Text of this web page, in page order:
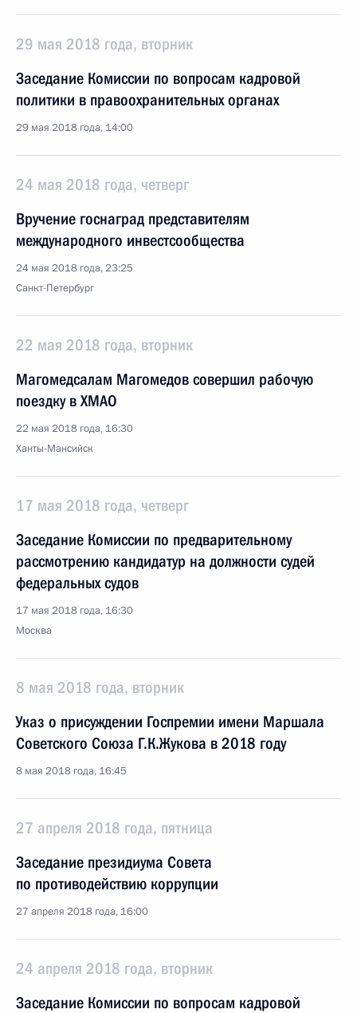
29 мая 2018 года, вторник
Заседание Комиссии по вопросам кадровой
политики в правоохранительных органах
29 мая 2018 года, 14:00
24 мая 2018 года, четверг
Вручение госнаград представителям
международного инвестсообщества
24 мая 2018 года, 23:25
Санкт-Петербург
22 мая 2018 года, вторник
Магомедсалам Магомедов совершил рабочую
поездку в ХМАО
22 мая 2018 года, 16:30
Ханты-Мансийск
17 мая 2018 года, четверг
Заседание Комиссии по предварительному
рассмотрению кандидатур на должности судей
федеральных судов
17 мая 2018 года, 16:30
Москва
8 мая 2018 года, вторник
Указ о присуждении Госпремии имени Маршала
Советского Союза Г.К.Жукова в 2018 году
8 мая 2018 года, 16:45
27 апреля 2018 года, пятница
Заседание президиума Совета
по противодействию коррупции
27 апреля 2018 года, 16:00
24 апреля 2018 года, вторник
Заседание Комиссии по вопросам кадровой